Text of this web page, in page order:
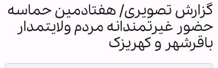
گزارش تصویری/ هفتادمین حماسه
حضور غیرتمندانه مردم ولایتمدار
باقرشهر و کهریزک